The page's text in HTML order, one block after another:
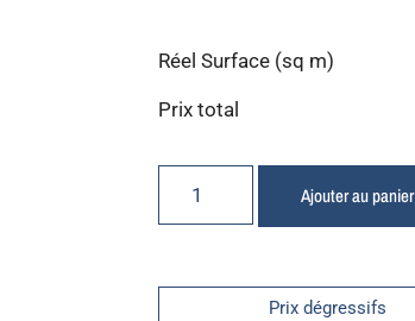
Réel Surface (sq m)
Prix total
Ajouter au panier
Prix dégressifs